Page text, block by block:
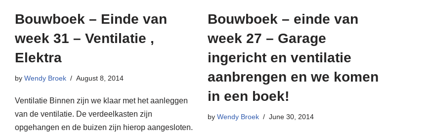
Bouwboek – Einde van
week 31 – Ventilatie ,
Elektra
by Wendy Broek August 8, 2014
Ventilatie Binnen zijn we klaar met het aanleggen
van de ventilatie. De verdeelkasten zijn
opgehangen en de buizen zijn hierop aangesloten.
Bouwboek – einde van
week 27 – Garage
ingericht en ventilatie
aanbrengen en we komen
in een boek!
by Wendy Broek June 30, 2014